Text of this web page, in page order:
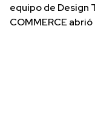
equipo de Design
COMMERCE